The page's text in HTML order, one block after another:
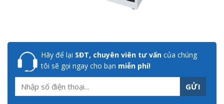
Hãy để lại SĐT, chuyên viên tư vấn của chúng
tôi sẽ gọi ngay cho bạn miễn phí!